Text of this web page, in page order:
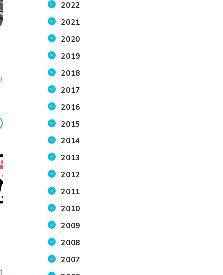
2022
2021
2020
2019
2018
2017
2016
2015
2014
2013
2012
2011
2010
2009
2008
2007